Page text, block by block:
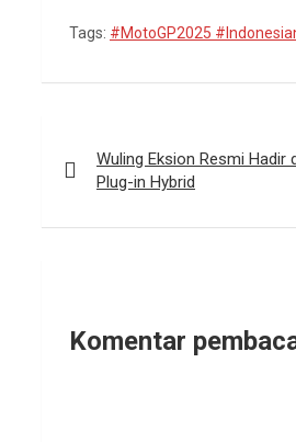
Tags: #MotoGP2025
pos
Wuling Eksion Resmi Hadir
Plug-in Hybrid
Komentar